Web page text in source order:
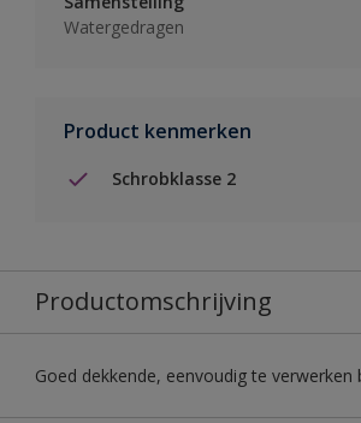
Watergedragen
Product kenmerken
Schrobklasse 2
Productomschrijving
Goed dekkende, eenvoudig te verwerken